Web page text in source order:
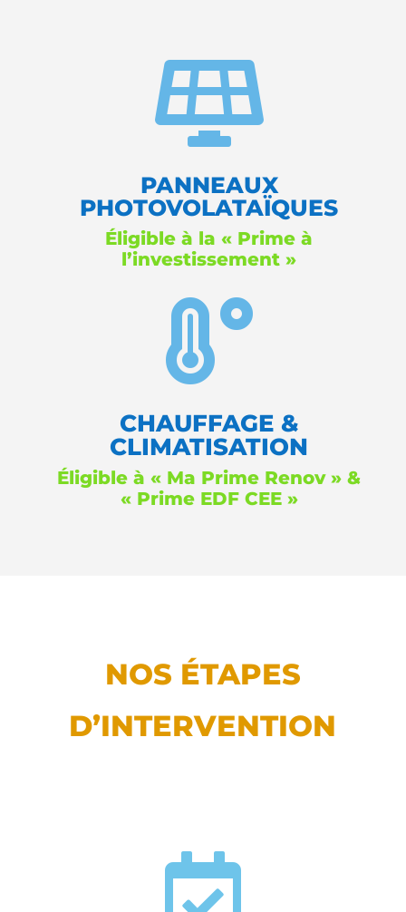

PANNEAUX
PHOTOVOLATAÏQUES
Éligible à la « Prime à
l’investissement »

CHAUFFAGE &
CLIMATISATION
Éligible à « Ma Prime Renov » &
« Prime EDF CEE »
NOS ÉTAPES
D’INTERVENTION